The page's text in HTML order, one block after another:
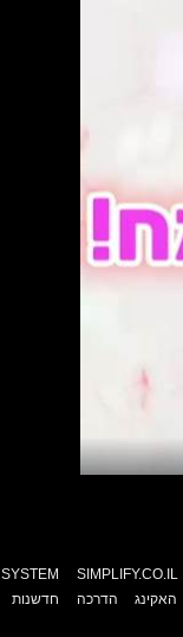
SIMPLIFY.CO.IL
SYSTEM
האקינג הדרכה חדשנות